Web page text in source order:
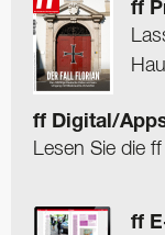
ff
ff Digital/
Lesen Sie die
ff